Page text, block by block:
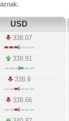
USD
338.07
338.91
338.9
338.66